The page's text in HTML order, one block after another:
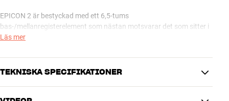
EPICON 2 är bestyckad med ett 6,5-tums
bas-/mellanregisterelement som nästan motsvarar det som sitter i
EPICON 6, inkl. den unika Linear Drive SMC-magnettekniken.
den fantastiskt luftiga och musikaliska återgivningen.
Läs mer
TEKNISKA SPECIFIKATIONER